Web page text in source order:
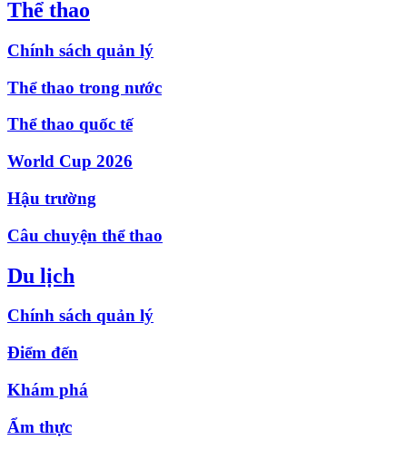
Thể thao
Chính sách quản lý
Thể thao trong nước
Thể thao quốc tế
World Cup 2026
Hậu trường
Câu chuyện thể thao
Du lịch
Chính sách quản lý
Điểm đến
Khám phá
Ẩm thực